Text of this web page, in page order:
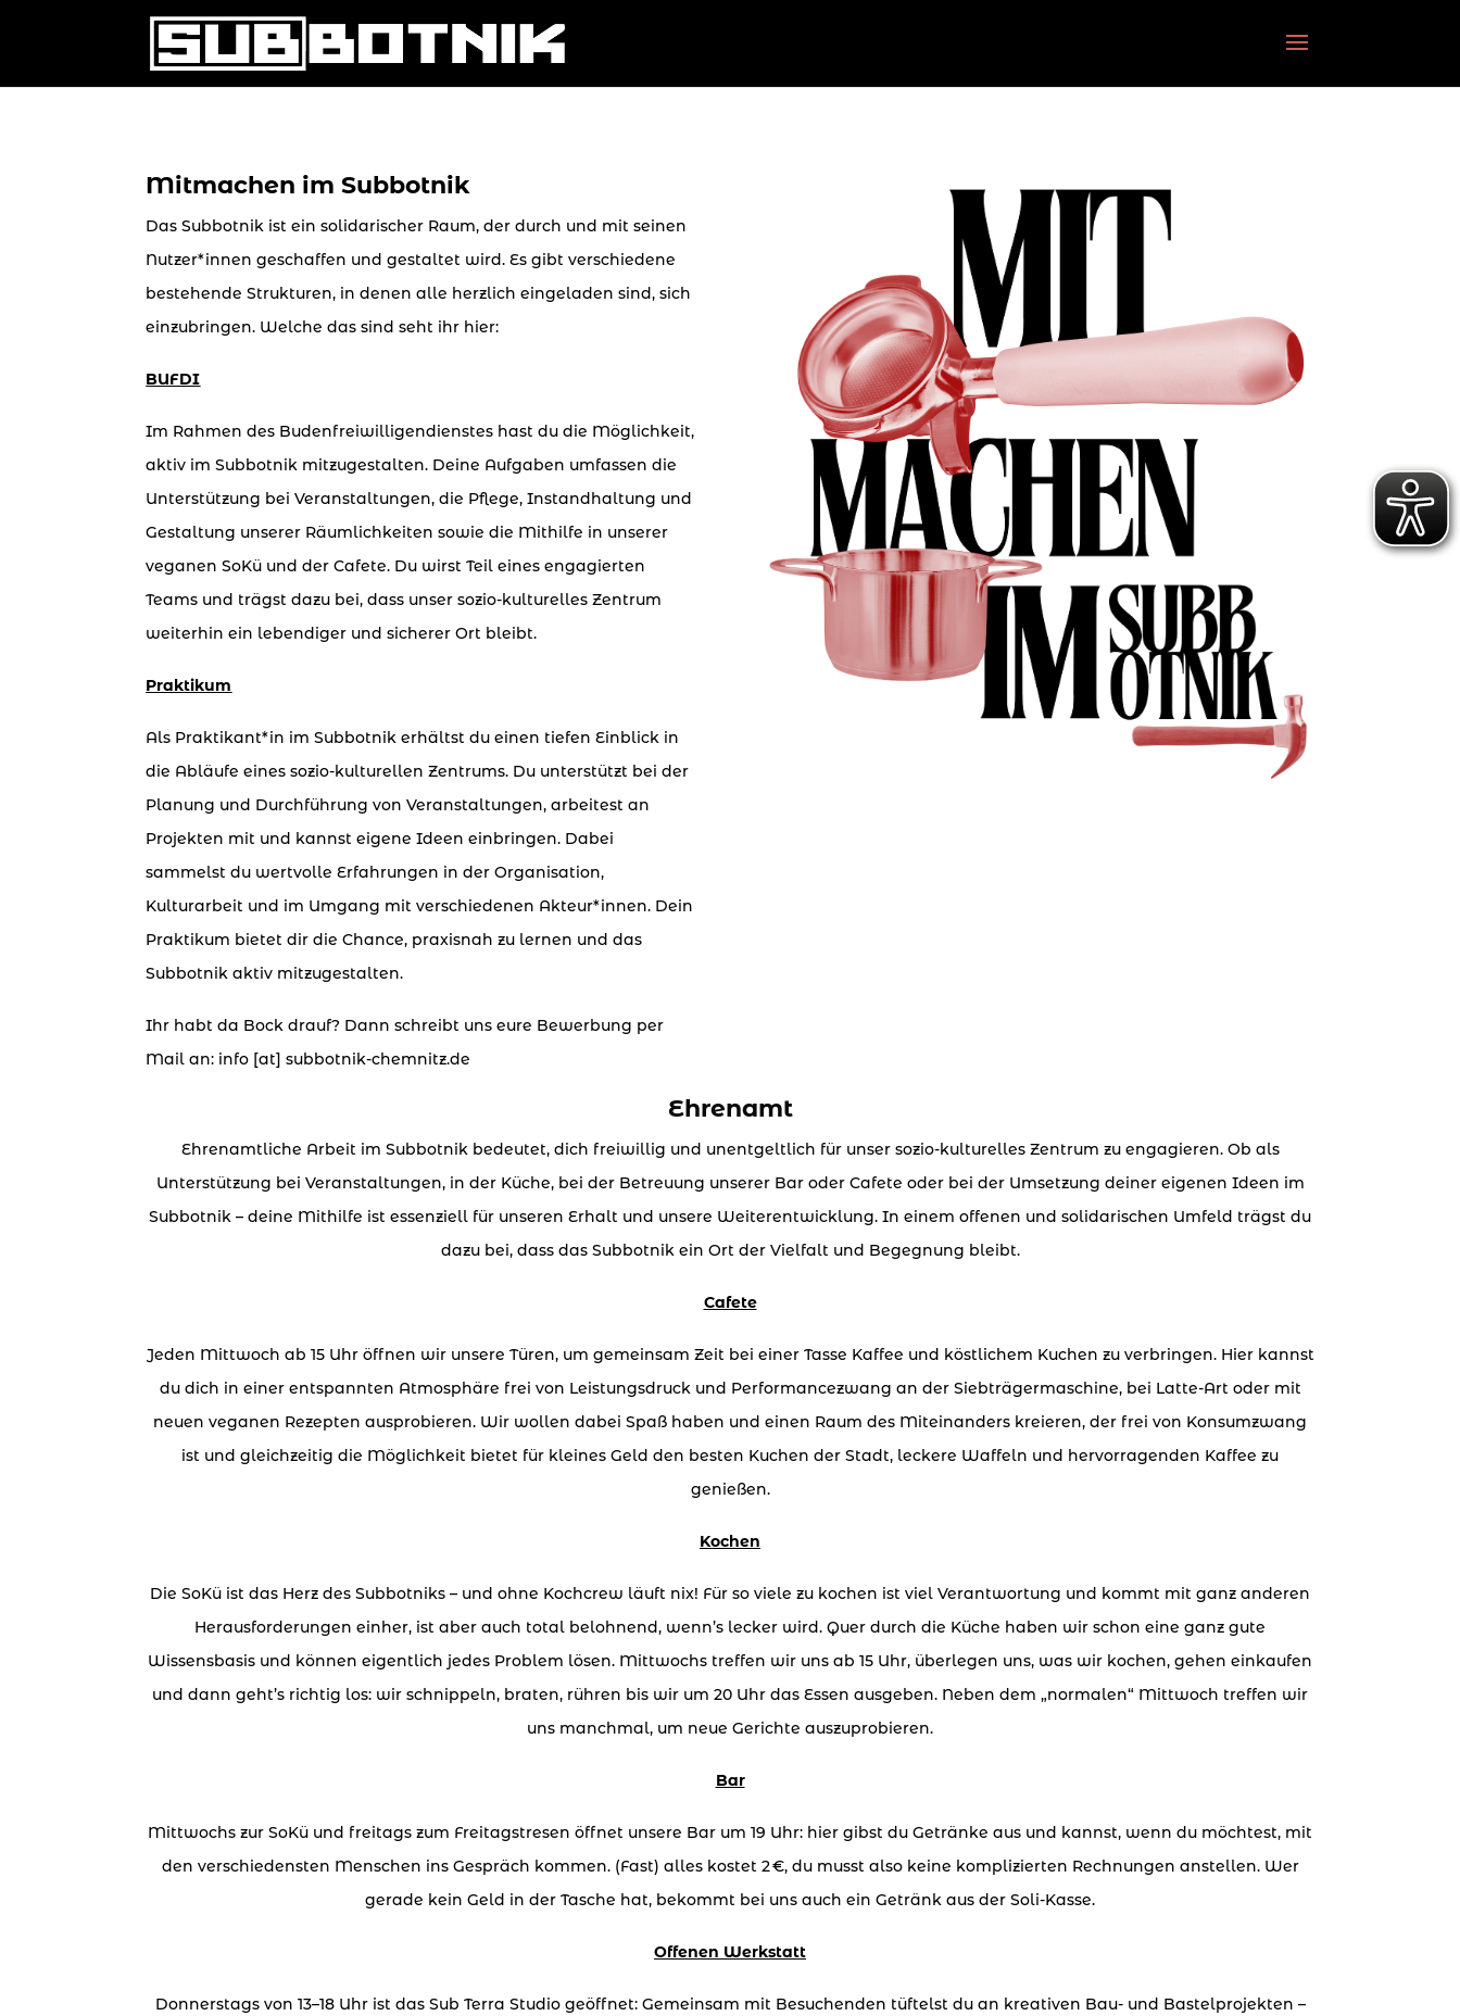
Mitmachen im Subbotnik
Das Subbotnik ist ein solidarischer Raum, der durch und mit seinen
Nutzer*innen geschaffen und gestaltet wird.Es gibt verschiedene
bestehende Strukturen, in denen alle herzlich eingeladensind, sich
einzubringen. Welche das sind seht ihr hier:
BUFDI
Im Rahmen des Budenfreiwilligendienstes hast du die Möglichkeit,
aktiv im Subbotnik mitzugestalten. Deine Aufgaben umfassen die
Unterstützung bei Veranstaltungen, die Pflege, Instandhaltung und
Gestaltung unserer Räumlichkeiten sowie die Mithilfe in unserer
veganen SoKü und der Cafete. Du wirst Teil eines engagierten
Teams und trägst dazu bei, dass unser sozio-kulturelles Zentrum
weiterhin ein lebendiger und sicherer Ort bleibt.
Praktikum
Als Praktikant*in im Subbotnik erhältst du einen tiefen Einblick in
die Abläufe eines sozio-kulturellen Zentrums. Du unterstützt bei der
Planung und Durchführung von Veranstaltungen, arbeitest an
Projekten mit und kannst eigene Ideen einbringen. Dabei
sammelst du wertvolle Erfahrungen in der Organisation,
Kulturarbeit und im Umgang mit verschiedenen Akteur*innen. Dein
Praktikum bietet dir die Chance, praxisnah zu lernen und das
Subbotnik aktiv mitzugestalten.
Ihr habt da Bock drauf? Dann schreibt uns eure Bewerbung per
Mail an: info [at] subbotnik-chemnitz.de
Ehrenamt
Ehrenamtliche Arbeit im Subbotnik bedeutet, dich freiwillig und unentgeltlich für unser sozio-kulturelles Zentrum zu engagieren. Ob als
Unterstützung bei Veranstaltungen, in der Küche, bei der Betreuung unserer Bar oder Cafete oder bei der Umsetzung deiner eigenen Ideen im
Subbotnik – deine Mithilfe ist essenziell für unseren Erhalt und unsere Weiterentwicklung. In einem offenen und solidarischen Umfeld trägst du
dazu bei, dass das Subbotnik ein Ort der Vielfalt und Begegnung bleibt.
Cafete
Jeden Mittwoch ab 15 Uhr öffnen wir unsere Türen, um gemeinsam Zeit bei einer Tasse Kaffee und köstlichem Kuchen zu verbringen. Hier kannst
du dich in einer entspannten Atmosphäre frei von Leistungsdruck und Performancezwang an der Siebträgermaschine, bei Latte-Art oder mit
neuen veganen Rezepten ausprobieren. Wir wollen dabei Spaß haben und einen Raum des Miteinanders kreieren, der frei von Konsumzwang
ist und gleichzeitig die Möglichkeit bietet für kleines Geld den besten Kuchen der Stadt, leckere Waffeln und hervorragenden Kaffee zu
genießen.
Kochen
Die SoKü ist das Herz des Subbotniks – und ohne Kochcrew läuft nix! Für so viele zu kochen ist viel Verantwortung und kommt mit ganz anderen
Herausforderungen einher, ist aber auch total belohnend, wenn’s lecker wird. Quer durch die Küche haben wir schon eine ganz gute
Wissensbasis und können eigentlich jedes Problem lösen. Mittwochs treffen wir uns ab 15 Uhr, überlegen uns, was wir kochen, gehen einkaufen
und dann geht’s richtig los: wir schnippeln, braten, rühren bis wir um 20 Uhr das Essen ausgeben. Neben dem „normalen“ Mittwoch treffen wir
uns manchmal, um neue Gerichte auszuprobieren.
Bar
Mittwochs zur SoKü und freitags zum Freitagstresen öffnet unsere Bar um 19 Uhr: hier gibst du Getränke aus und kannst, wenn du möchtest, mit
den verschiedensten Menschen ins Gespräch kommen. (Fast) alles kostet 2 €, du musst also keine komplizierten Rechnungen anstellen. Wer
gerade kein Geld in der Tasche hat, bekommt bei uns auch ein Getränk aus der Soli-Kasse.
Offenen Werkstatt
Donnerstags von 13–18 Uhr ist das Sub Terra Studio geöffnet: Gemeinsam mit Besuchenden tüftelst du an kreativen Bau- und Bastelprojekten –